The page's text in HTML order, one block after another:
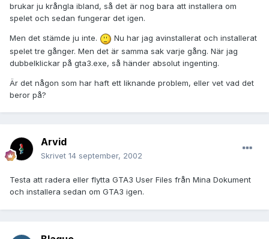
brukar ju krångla ibland, så det är nog bara att installera om
spelet och sedan fungerar det igen.
Men det stämde ju inte.
Nu har jag avinstallerat och installerat
spelet tre gånger. Men det är samma sak varje gång. När jag
dubbelklickar på gta3.exe, så händer absolut ingenting.
Är det någon som har haft ett liknande problem, eller vet vad det
beror på?
Arvid
Skrivet 14 september, 2002
Testa att radera eller flytta GTA3 User Files från Mina Dokument
och installera sedan om GTA3 igen.